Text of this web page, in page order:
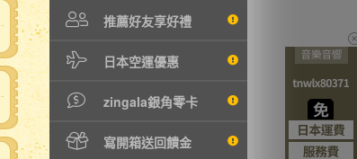
推薦好友享好禮
日本空運優惠
zingala銀角零卡
寫開箱送回饋金